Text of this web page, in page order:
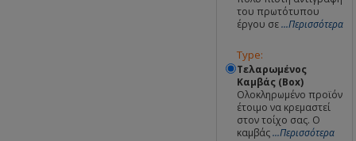
του πρωτότυπου
έργου σε...Περισσότερα
Type:
Τελαρωμένος
Καμβάς (Box)
Ολοκληρωμένο προϊόν
έτοιμο να κρεμαστεί
στον τοίχο σας. Ο
καμβάς...Περισσότερα